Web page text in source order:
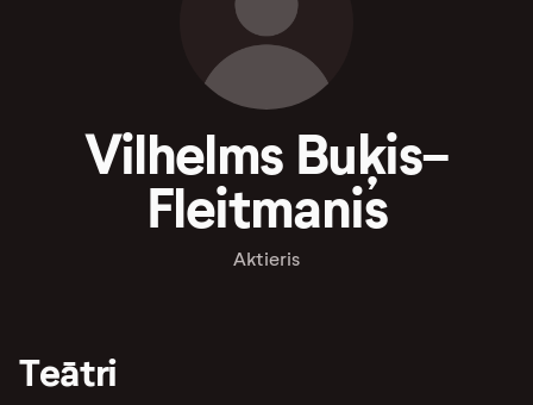
Vilhelms Buķis-
Fleitmanis
Aktieris
Teātri